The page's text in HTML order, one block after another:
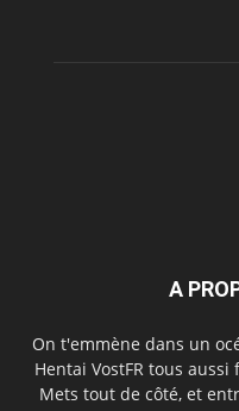
A
On t'emmène dans un
Hentai VostFR tous
Mets tout de côté, et